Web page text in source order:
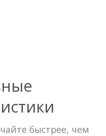
быстрее, чем